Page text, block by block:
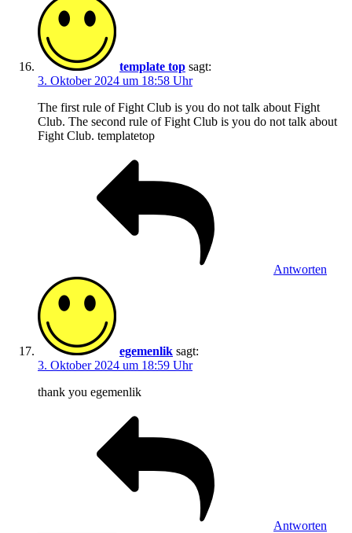
template top sagt:
3. Oktober 2024 um 18:58 Uhr
The first rule of Fight Club is you do not talk about Fight
Club. The second rule of Fight Club is you do not talk about
Fight Club. templatetop
Antworten
egemenlik sagt:
3. Oktober 2024 um 18:59 Uhr
thank you egemenlik
Antworten